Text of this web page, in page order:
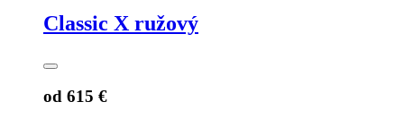
Classic X ružový
od 615 €